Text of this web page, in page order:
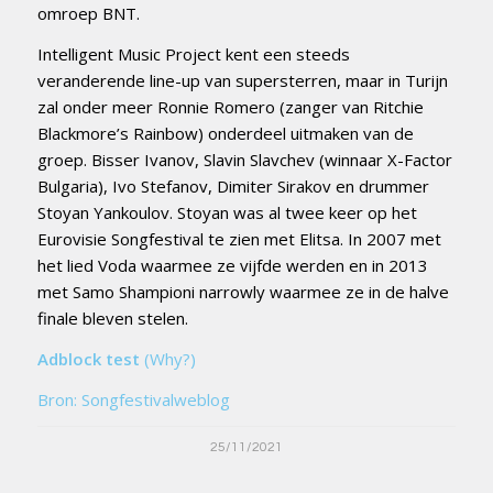
omroep BNT.
Intelligent Music Project kent een steeds
veranderende line-up van supersterren, maar in Turijn
zal onder meer Ronnie Romero (zanger van Ritchie
Blackmore’s Rainbow) onderdeel uitmaken van de
groep. Bisser Ivanov, Slavin Slavchev (winnaar X-Factor
Bulgaria), Ivo Stefanov, Dimiter Sirakov en drummer
Stoyan Yankoulov. Stoyan was al twee keer op het
Eurovisie Songfestival te zien met Elitsa. In 2007 met
het lied Voda waarmee ze vijfde werden en in 2013
met Samo Shampioni narrowly waarmee ze in de halve
finale bleven stelen.
Adblock test (Why?)
Bron: Songfestivalweblog
25/11/2021